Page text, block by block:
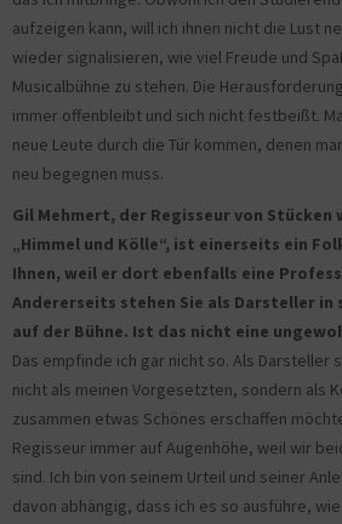
aufzeigen kann, will ich ihnen nicht die Lust
wieder signalisieren, wie viel Freude und
Musicalbühne zu stehen. Die
immer offenbleibt und sich nicht festbeißt.
neue Leute durch die Tür kommen, denen
neu begegnen muss.
Gil Mehmert, der Regisseur von Stücken
„Himmel und Kölle“, ist einerseits ein
Ihnen, weil er dort ebenfalls eine
Andererseits stehen Sie als Darsteller in
auf der Bühne. Ist das nicht eine
Das empfinde ich gar nicht so. Als Darsteller
nicht als meinen Vorgesetzten, sondern als
zusammen etwas Schönes erschaffen
Regisseur immer auf Augenhöhe, weil wir
sind. Ich bin von seinem Urteil und seiner
davon abhängig, dass ich es so ausführe,